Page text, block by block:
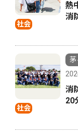
社会
熱
消
社会
茅
消
20